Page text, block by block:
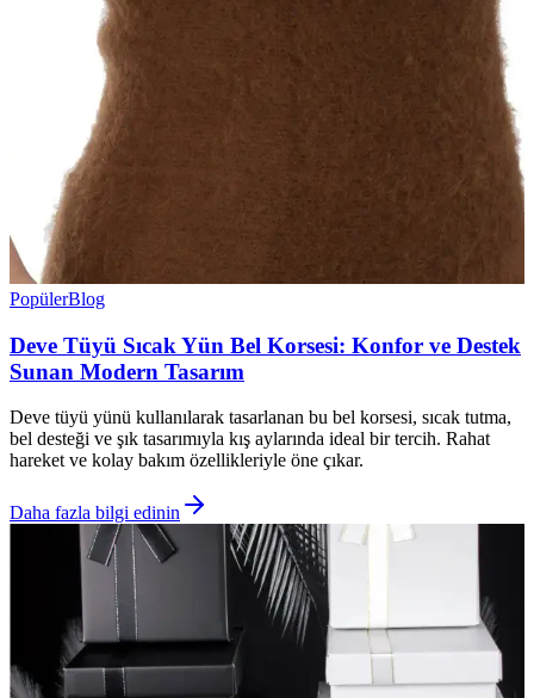
PopülerBlog
Deve Tüyü Sıcak Yün Bel Korsesi: Konfor ve Destek
Sunan Modern Tasarım
Deve tüyü yünü kullanılarak tasarlanan bu bel korsesi, sıcak tutma,
bel desteği ve şık tasarımıyla kış aylarında ideal bir tercih. Rahat
hareket ve kolay bakım özellikleriyle öne çıkar.
Daha fazla bilgi edinin